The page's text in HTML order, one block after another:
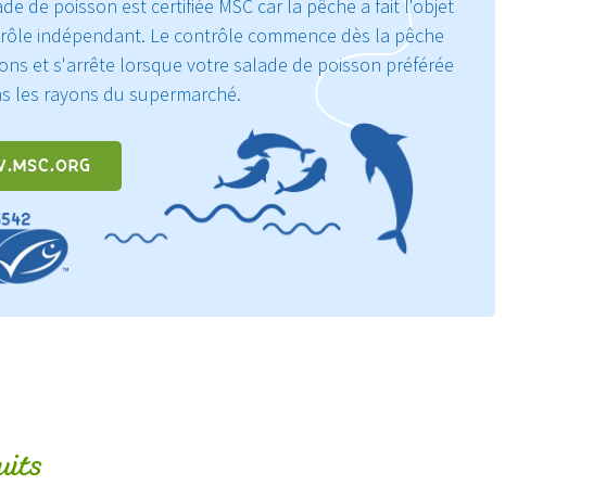
14 g
de poisson est certifiée MSC car la pêche a fait l'objet
indépendant. Le contrôle commence dès la pêche
et s'arrête lorsque votre salade de poisson préférée
les rayons du supermarché.